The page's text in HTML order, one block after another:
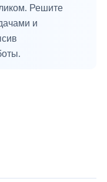
Решите
и